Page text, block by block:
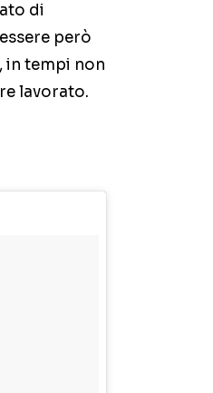
di
però
in tempi non
lavorato.